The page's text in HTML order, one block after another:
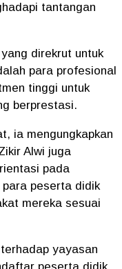
tantangan
direkrut untuk
para profesional
tinggi untuk
berprestasi.
ia mengungkapkan
Alwi juga
pada
para peserta didik
mereka sesuai
yayasan